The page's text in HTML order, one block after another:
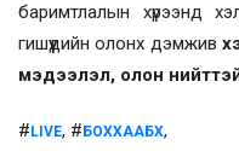
баримтлалын хүрээнд
гишүүдийн олонх дэмжив
мэдээлэл, олон
# LIVE, # БОХХААБХ,